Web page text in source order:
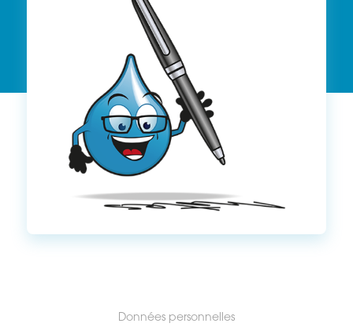
Données personnelles